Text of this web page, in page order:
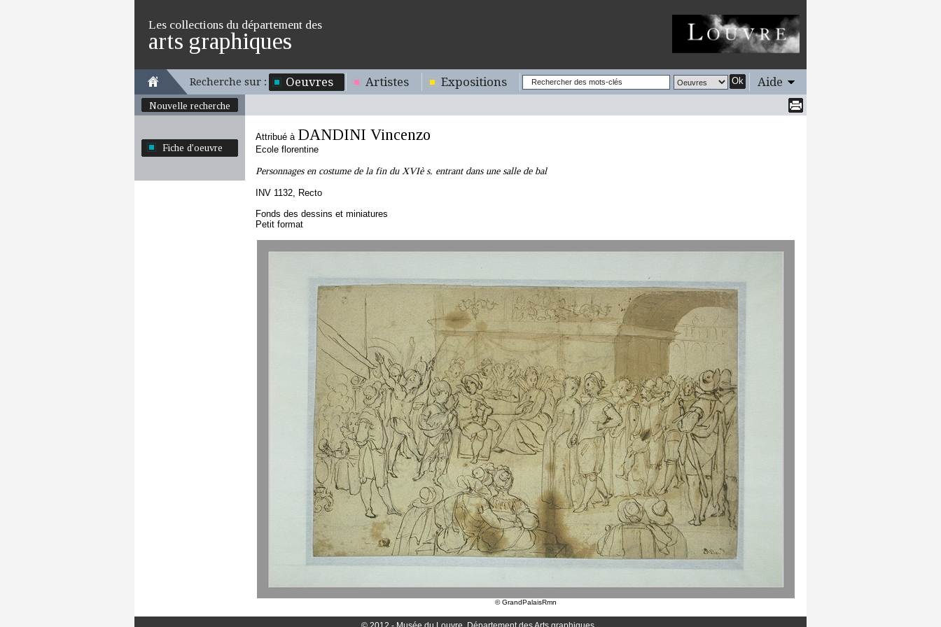
Les collections du département des
arts graphiques
Recherche sur : Oeuvres Artistes Expositions Ok Aide
Nouvelle recherche
Fiche d'oeuvre
Attribué à DANDINI Vincenzo
Ecole florentine
Personnages en costume de la fin du XVIè s. entrant dans une salle de bal
INV 1132, Recto
Fonds des dessins et miniatures
Petit format
© GrandPalaisRmn